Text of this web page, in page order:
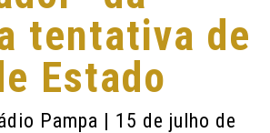
tentativa de
Estado
Pampa | 15 de julho de